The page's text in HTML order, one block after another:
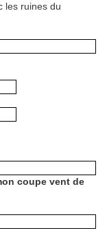
les ruines du
coupe vent de